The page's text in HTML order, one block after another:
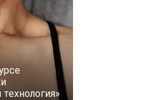
любой удобный мессенджер!
WhatsApp
EMail